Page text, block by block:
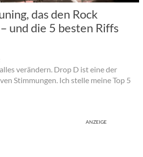
das den Rock
und die 5 besten Riffs
verändern. Drop D ist eine der
Stimmungen. Ich stelle meine Top 5
ANZEIGE